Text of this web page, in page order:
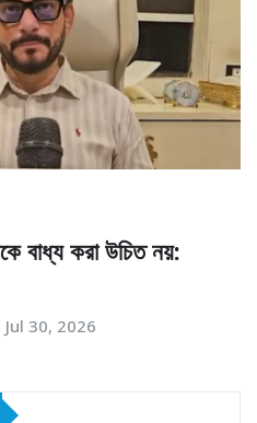
বাধ্য করা উচিত নয়:
Jul 30, 2026